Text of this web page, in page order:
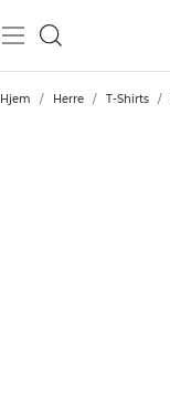
Hjem / Herre / T-Shirts /